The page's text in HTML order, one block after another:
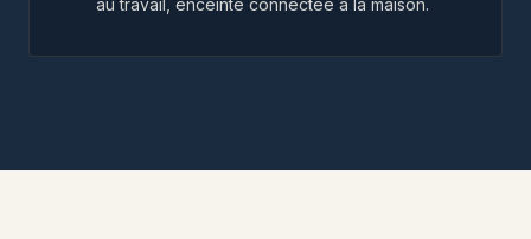
au travail, enceinte connectée à la maison.